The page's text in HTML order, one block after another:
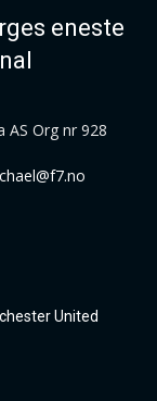
eneste
AS Org nr 928
United